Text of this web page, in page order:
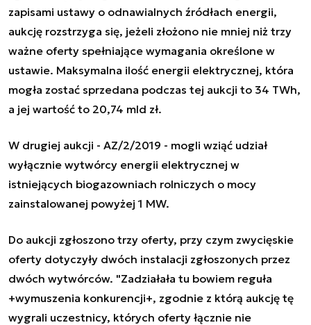
zapisami ustawy o odnawialnych źródłach energii,
aukcję rozstrzyga się, jeżeli złożono nie mniej niż trzy
ważne oferty spełniające wymagania określone w
ustawie. Maksymalna ilość energii elektrycznej, która
mogła zostać sprzedana podczas tej aukcji to 34 TWh,
a jej wartość to 20,74 mld zł.
W drugiej aukcji - AZ/2/2019 - mogli wziąć udział
wyłącznie wytwórcy energii elektrycznej w
istniejących biogazowniach rolniczych o mocy
zainstalowanej powyżej 1 MW.
Do aukcji zgłoszono trzy oferty, przy czym zwycięskie
oferty dotyczyły dwóch instalacji zgłoszonych przez
dwóch wytwórców. "Zadziałała tu bowiem reguła
+wymuszenia konkurencji+, zgodnie z którą aukcję tę
wygrali uczestnicy, których oferty łącznie nie